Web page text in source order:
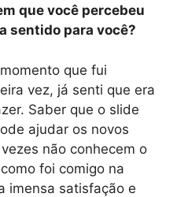
que você percebeu
sentido para você?
que fui
vez, já senti que era
Saber que o slide
ajudar os novos
não conhecem o
foi comigo na
imensa satisfação e